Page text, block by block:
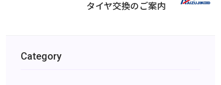
タイヤ交換のご案内
Category